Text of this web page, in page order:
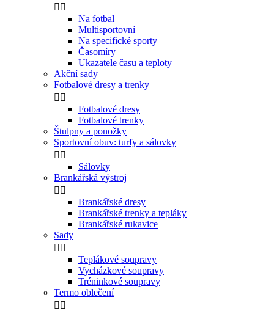
 
Na fotbal
Multisportovní
Na specifické sporty
Časomíry
Ukazatele času a teploty
Akční sady
Fotbalové dresy a trenky
 
Fotbalové dresy
Fotbalové trenky
Štulpny a ponožky
Sportovní obuv: turfy a sálovky
 
Sálovky
Brankářská výstroj
 
Brankářské dresy
Brankářské trenky a tepláky
Brankářské rukavice
Sady
 
Teplákové soupravy
Vycházkové soupravy
Tréninkové soupravy
Termo oblečení
 